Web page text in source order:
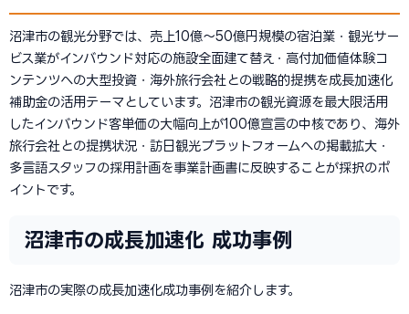
沼津市の観光分野では、売上10億〜50億円規模の宿泊業・観光サー
ビス業がインバウンド対応の施設全面建て替え・高付加価値体験コ
ンテンツへの大型投資・海外旅行会社との戦略的提携を成長加速化
補助金の活用テーマとしています。沼津市の観光資源を最大限活用
したインバウンド客単価の大幅向上が100億宣言の中核であり、海外
旅行会社との提携状況・訪日観光プラットフォームへの掲載拡大・
多言語スタッフの採用計画を事業計画書に反映することが採択のポ
イントです。
沼津市の成長加速化 成功事例
沼津市の実際の成長加速化成功事例を紹介します。